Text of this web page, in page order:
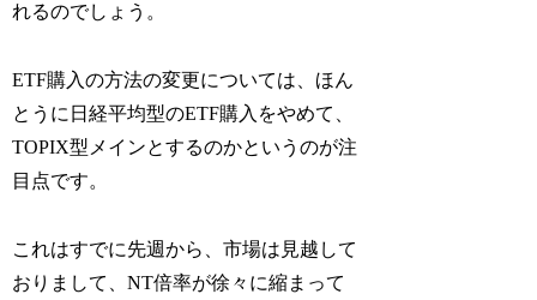
れるのでしょう。
ETF購入の方法の変更については、ほん
とうに日経平均型のETF購入をやめて、
TOPIX型メインとするのかというのが注
目点です。
これはすでに先週から、市場は見越して
おりまして、NT倍率が徐々に縮まって